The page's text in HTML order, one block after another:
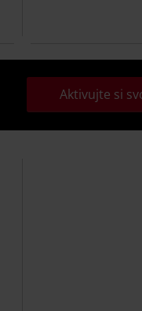
Aktivujte si